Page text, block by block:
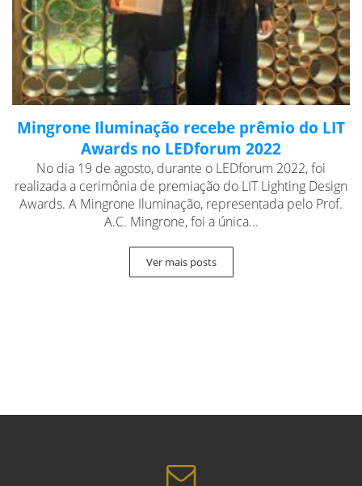
Mingrone Iluminação recebe prêmio do LIT
Awards no LEDforum 2022
No dia 19 de agosto, durante o LEDforum 2022, foi
realizada a cerimônia de premiação do LIT Lighting Design
Awards. A Mingrone Iluminação, representada pelo Prof.
A.C. Mingrone, foi a única...
Ver mais posts